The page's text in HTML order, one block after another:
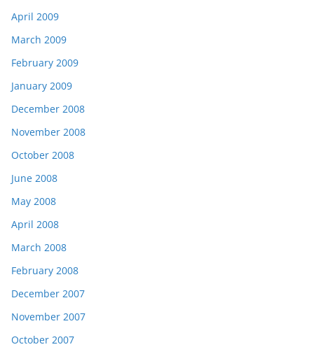
April 2009
March 2009
February 2009
January 2009
December 2008
November 2008
October 2008
June 2008
May 2008
April 2008
March 2008
February 2008
December 2007
November 2007
October 2007